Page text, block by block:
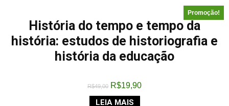
Promoção!
História do tempo e tempo da
história: estudos de historiografia e
história da educação
R$49,00 R$19,90
LEIA MAIS